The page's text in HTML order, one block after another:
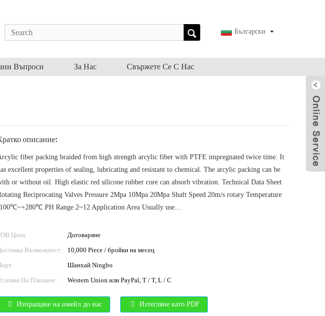
Български
Въпроси За Нас Свържете Се С Нас
описание:
fiber packing braided from high strength arcylic fiber with PTFE impregnated twice time. It
excellent properties of sealing, lubricating and resistant to chemical. The arcylic packing can be
or without oil. High elastic red silicone rubber core can absorb vibration. Technical Data Sheet
Reciprocating Valves Pressure 2Mpa 10Mpa 20Mpa Shaft Speed 20m/s rotary Temperature
PH Range 2~12 Application Area Usually use...
Цена:
Договаряне
Възможност:
10,000 Piece / бройки на месец
Шанхай Ningbo
На Плащане:
Western Union или PayPal, T / T, L / C
Изпращане на имейл до нас Изтегляне като PDF